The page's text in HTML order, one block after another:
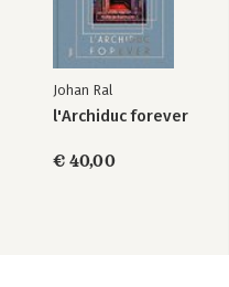
Johan Ral
l'Archiduc forever
€ 40,00